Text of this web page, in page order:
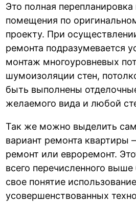
Это полная перепланировка
помещения по
проекту. При
ремонта подразумевается
монтаж многоуровневых
шумоизоляции стен,
быть выполнены
желаемого вида и любой
Так же можно выделить
вариант ремонта квартиры
ремонт или евроремонт.
всего перечисленного
свое понятие
усовершенствованных